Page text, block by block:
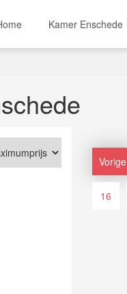
Kamer Enschede
Vorige
16